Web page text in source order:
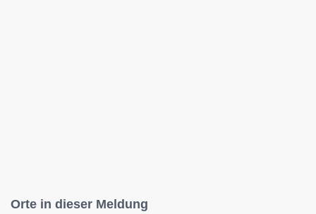
Orte in dieser Meldung